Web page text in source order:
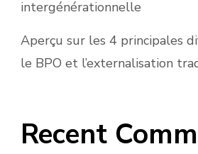
intergénérationnelle
Aperçu sur les 4 principales
le BPO et l’externalisation
Recent